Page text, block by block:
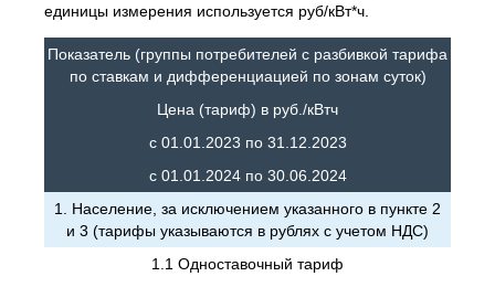
единицы измерения используется руб/кВт*ч.
Показатель (группы потребителей с разбивкой тарифа
по ставкам и дифференциацией по зонам суток)
Цена (тариф) в руб./кВтч
с 01.01.2023 по 31.12.2023
с 01.01.2024 по 30.06.2024
1. Население, за исключением указанного в пункте 2
и 3 (тарифы указываются в рублях с учетом НДС)
1.1 Одноставочный тариф